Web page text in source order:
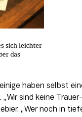
sich leichter
das
haben selbst
„Wir sind keine
„Wer noch in